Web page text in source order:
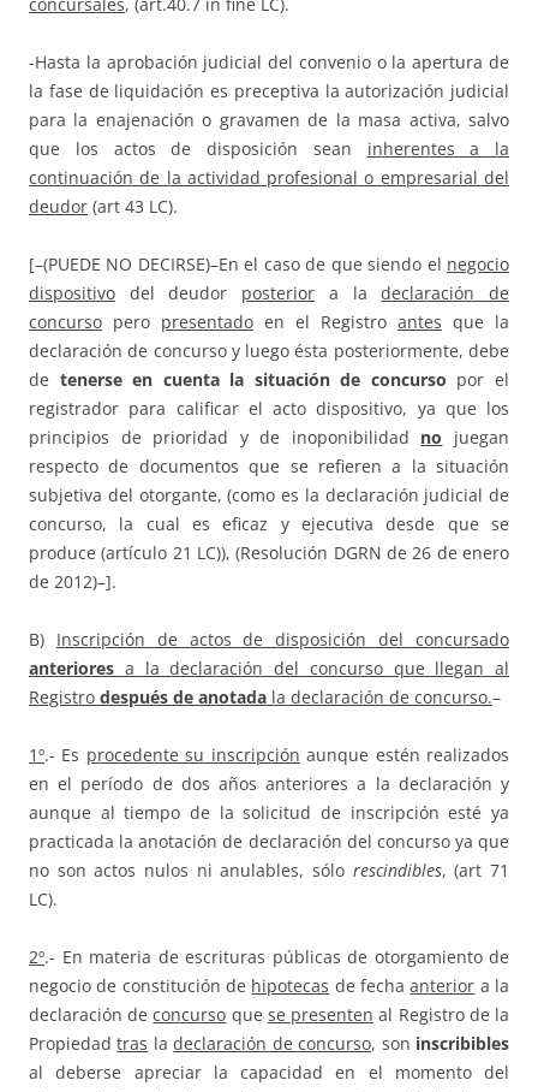
concursales, (art.40.7 in fine LC).
-Hasta la aprobación judicial del convenio o la apertura de
la fase de liquidación es preceptiva la autorización judicial
para la enajenación o gravamen de la masa activa, salvo
que los actos de disposición sean inherentes a la
continuación de la actividad profesional o empresarial del
deudor (art 43 LC).
[–(PUEDE NO DECIRSE)–En el caso de que siendo el negocio
dispositivo del deudor posterior a ladeclaración de
concurso pero presentado en el Registro antes que la
declaración de concurso y luego ésta posteriormente, debe
de tenerse en cuenta la situación de concurso por el
registrador para calificar el acto dispositivo, ya que los
principios de prioridad y de inoponibilidad no juegan
respecto de documentos que se refieren a la situación
subjetiva del otorgante, (como es la declaración judicial de
concurso, la cual es eficaz y ejecutiva desde que se
produce (artículo 21 LC)), (Resolución DGRN de 26 de enero
de 2012)–].
B) Inscripción de actos de disposición del concursado
anteriores a la declaración del concurso que llegan al
Registro después de anotada la declaración de concurso.–
1º.- Es procedente su inscripción aunque estén realizados
en el período de dos años anteriores a la declaración y
aunque al tiempo de la solicitud de inscripción esté ya
practicada la anotación de declaración del concurso ya que
no son actos nulos ni anulables, sólo rescindibles, (art 71
LC).
2º.- En materia de escrituras públicas de otorgamiento de
negocio de constitución de hipotecas de fechaanterior a la
declaración deconcurso que se presenten al Registro de la
Propiedadtras ladeclaración de concurso, son inscribibles
al deberse apreciar la capacidad en el momento del